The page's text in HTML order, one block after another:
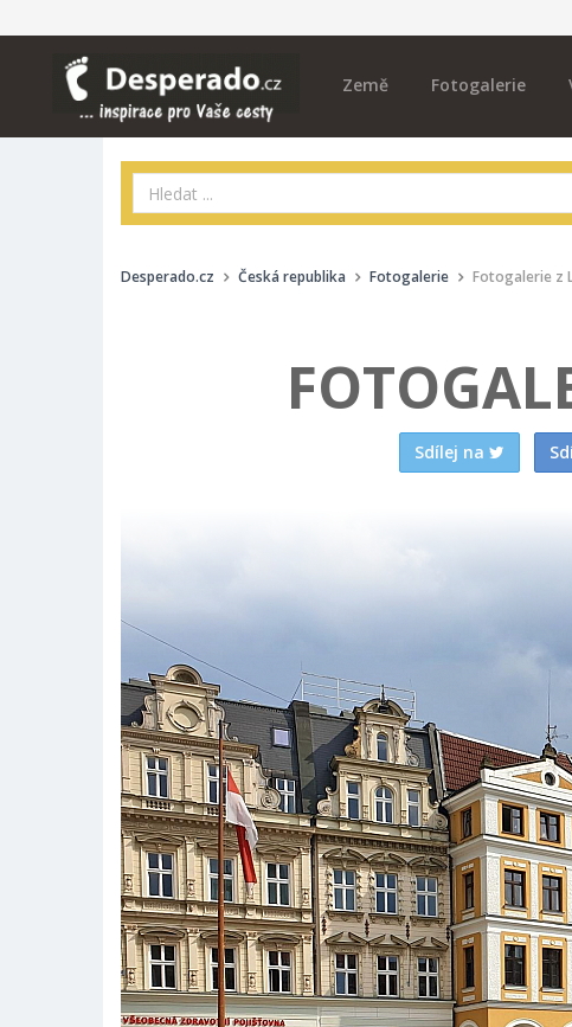
Země Fotogalerie
Desperado.cz Česká republika Fotogalerie Fotogalerie z
Sdílej na